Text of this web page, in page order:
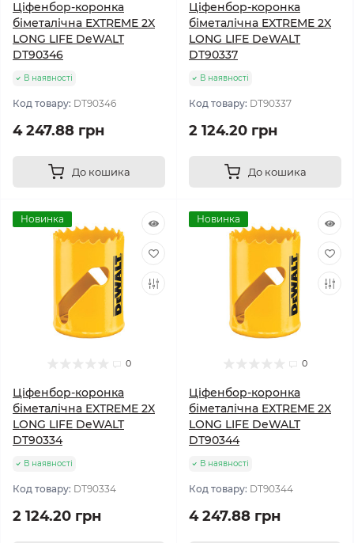
Ціфенбор-коронка
біметалічна EXTREME 2X
LONG LIFE DeWALT
DT90346
В наявності
Код товару: DT90346
4 247.88 грн
До кошика
Ціфенбор-коронка
біметалічна EXTREME 2X
LONG LIFE DeWALT
DT90337
В наявності
Код товару: DT90337
2 124.20 грн
До кошика
Новинка
0
Ціфенбор-коронка
біметалічна EXTREME 2X
LONG LIFE DeWALT
DT90334
В наявності
Код товару: DT90334
2 124.20 грн
Новинка
0
Ціфенбор-коронка
біметалічна EXTREME 2X
LONG LIFE DeWALT
DT90344
В наявності
Код товару: DT90344
4 247.88 грн